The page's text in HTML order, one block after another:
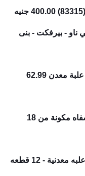
400.00 جنيه
مي ناو - بيرفكت - بنى
62.99
- شانكسو - علبة مظلل العيون واحمر الشفاه مكونة من 18
- فراشي مكياج متعددة الاستخدامات مع علبه معدنية - 12 قطعه